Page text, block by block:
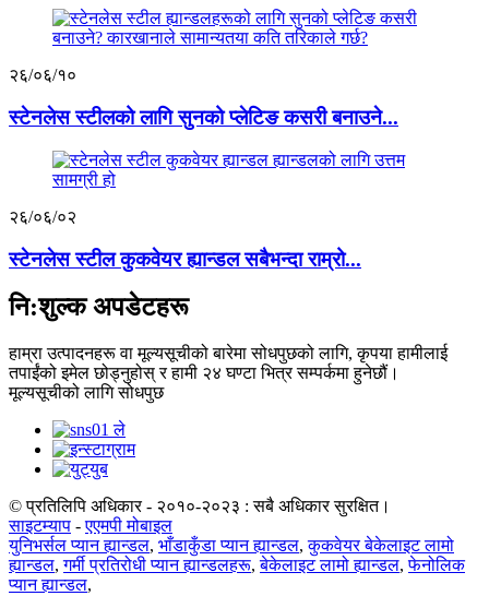
२६/०६/१०
स्टेनलेस स्टीलको लागि सुनको प्लेटिङ कसरी बनाउने...
२६/०६/०२
स्टेनलेस स्टील कुकवेयर ह्यान्डल सबैभन्दा राम्रो...
नि:शुल्क अपडेटहरू
हाम्रा उत्पादनहरू वा मूल्यसूचीको बारेमा सोधपुछको लागि, कृपया हामीलाई
तपाईंको इमेल छोड्नुहोस् र हामी २४ घण्टा भित्र सम्पर्कमा हुनेछौं।
मूल्यसूचीको लागि सोधपुछ
© प्रतिलिपि अधिकार - २०१०-२०२३ : सबै अधिकार सुरक्षित।
साइटम्याप -एएमपी मोबाइल
युनिभर्सल प्यान ह्यान्डल, भाँडाकुँडा प्यान ह्यान्डल,कुकवेयर बेकेलाइट लामो
ह्यान्डल,गर्मी प्रतिरोधी प्यान ह्यान्डलहरू,बेकेलाइट लामो ह्यान्डल,फेनोलिक
प्यान ह्यान्डल,